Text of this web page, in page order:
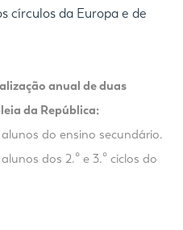
círculos da Europa e de
anual de duas
da República:
do ensino secundário.
dos 2.º e 3.º ciclos do